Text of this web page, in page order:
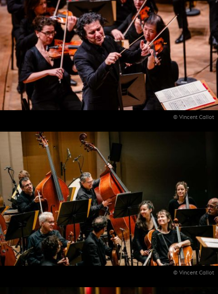
© Vincent Callot
© Vincent Callot